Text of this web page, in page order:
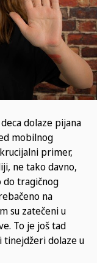
dolaze pijana
mobilnog
primer,
ne tako davno,
do tragičnog
na
su zatečeni u
To je još tad
tinejdžeri dolaze u